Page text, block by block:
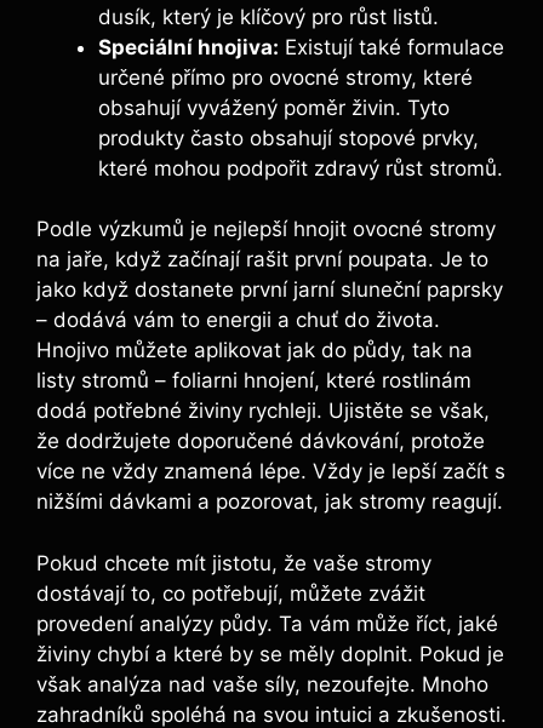
‍dusík, který je ⁢klíčový‍ pro růst listů.
Speciální hnojiva: Existují také formulace
určené přímo pro⁢ ovocné ⁤stromy, které‌
obsahují vyvážený‌ poměr živin. Tyto
produkty často obsahují​ stopové prvky,
které mohou podpořit zdravý‍ růst stromů.
Podle výzkumů je ​nejlepší hnojit ‍ovocné stromy⁤
na jaře, když začínají rašit ⁣první poupata. ​Je ⁣to
jako když dostanete první jarní sluneční⁢ paprsky
– dodává vám ‌to energii​ a⁢ chuť⁣ do života.
Hnojivo můžete ​aplikovat jak⁣ do půdy, tak na
listy stromů⁢ – foliarni hnojení,​ které rostlinám
dodá potřebné živiny rychleji.⁢ Ujistěte ​se však,
že dodržujete doporučené dávkování, protože
více ne vždy ⁢znamená‌ lépe. Vždy je lepší začít s
nižšími dávkami a pozorovat, jak stromy ‍reagují.
Pokud chcete mít ⁢jistotu, že vaše stromy⁢
dostávají to, co⁤ potřebují, můžete zvážit
provedení⁣ analýzy půdy. Ta vám může říct, jaké
⁤živiny‌ chybí a které by se ‍měly doplnit. Pokud je
však ⁤analýza nad vaše síly,⁢ nezoufejte. Mnoho
zahradníků​ spoléhá‍ na⁤ svou intuici a‌ zkušenosti.